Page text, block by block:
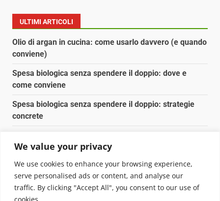
We value your privacy
We use cookies to enhance your browsing experience,
serve personalised ads or content, and analyse our
traffic. By clicking "Accept All", you consent to our use of
cookies.
ULTIMI ARTICOLI
Olio di argan in cucina: come usarlo davvero (e quando
conviene)
Spesa biologica senza spendere il doppio: dove e
come conviene
Spesa biologica senza spendere il doppio: strategie
concrete
Pulizia naturale della casa: 3 ingredienti che
sostituiscono 10 prodotti chimici
Copyright © 2025 Biopianeta.it proprietà di Jws Media